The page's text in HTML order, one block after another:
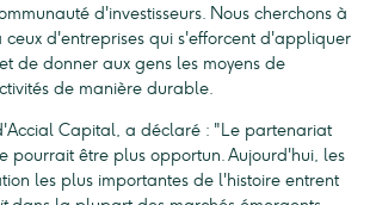
d'investisseurs. Nous cherchons à
ceux d'entreprises qui s'efforcent d'appliquer
de donner aux gens les moyens de
de manière durable.
Capital, a déclaré : "Le partenariat
pourrait être plus opportun. Aujourd'hui, les
les plus importantes de l'histoire entrent